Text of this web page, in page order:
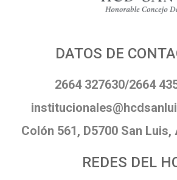
DATOS DE
2664 327630/2664
Colón 561, D5700 San
REDES DEL